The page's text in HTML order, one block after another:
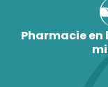
Pharmacie en